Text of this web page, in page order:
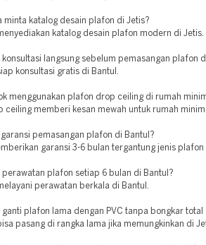
minta katalog desain plafon di Jetis?
katalog desain plafon modern di Jetis.
konsultasi langsung sebelum pemasangan plafon
konsultasi gratis di Bantul.
menggunakan plafon drop ceiling di rumah
ceiling memberi kesan mewah untuk rumah
garansi pemasangan plafon di Bantul?
garansi 3-6 bulan tergantung jenis plafon
perawatan plafon setiap 6 bulan di Bantul?
perawatan berkala di Bantul.
ganti plafon lama dengan PVC tanpa bongkar total
pasang di rangka lama jika memungkinkan di